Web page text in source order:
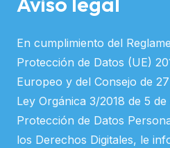
En cumplimiento del
Protección de Datos (UE)
Europeo y del Consejo de
Ley Orgánica 3/2018 de 5
Protección de Datos
los Derechos Digitales, le